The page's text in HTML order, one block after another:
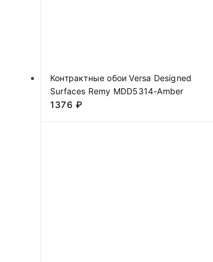
Контрактные обои Versa Designed
Surfaces Remy MDD5314-Amber
1376 ₽